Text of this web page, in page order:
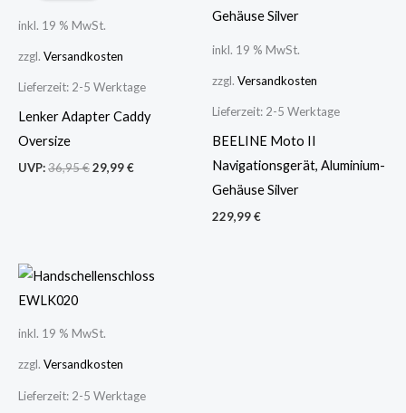
inkl. 19 % MwSt.
zzgl. Versandkosten
Lieferzeit: 2-5 Werktage
Lenker Adapter Caddy
Oversize
UVP:36,95€29,99€
inkl. 19 % MwSt.
zzgl. Versandkosten
Lieferzeit: 2-5 Werktage
BEELINE Moto II
Navigationsgerät, Aluminium-
Gehäuse Silver
229,99€
inkl. 19 % MwSt.
zzgl. Versandkosten
Lieferzeit: 2-5 Werktage